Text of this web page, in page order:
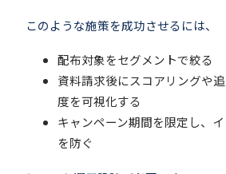
このような施策を成功させるには、
配布対象をセグメントで絞る
資料請求後にスコアリングや
度を可視化する
キャンペーン期間を限定し、
を防ぐ